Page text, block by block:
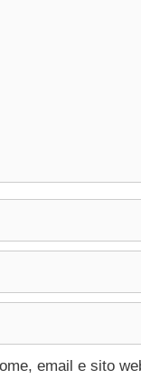
email e sito